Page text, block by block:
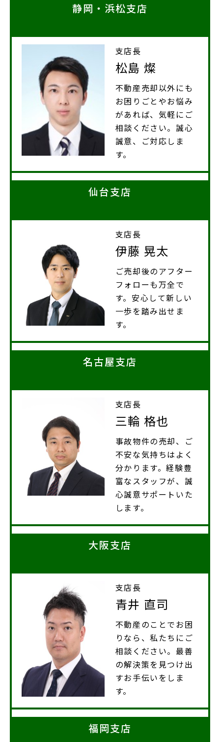
静岡・浜松支店
支店長
松島 燦
不動産売却以外にも
お困りごとやお悩み
があれば、気軽にご
相談ください。誠心
誠意、ご対応しま
す。
仙台支店
支店長
伊藤 晃太
ご売却後のアフター
フォローも万全で
す。安心して新しい
一歩を踏み出せま
す。
名古屋支店
支店長
三輪 格也
事故物件の売却、ご
不安な気持ちはよく
分かります。経験豊
富なスタッフが、誠
心誠意サポートいた
します。
大阪支店
支店長
青井 直司
不動産のことでお困
りなら、私たちにご
相談ください。最善
の解決策を見つけ出
すお手伝いをしま
す。
福岡支店